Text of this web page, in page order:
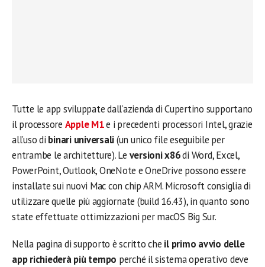
Tutte le app sviluppate dall’azienda di Cupertino supportano
il processore Apple M1e i precedenti processori Intel, grazie
all’uso di binari universali(un unico file eseguibile per
entrambe le architetture). Le versioni x86di Word, Excel,
PowerPoint, Outlook, OneNote e OneDrive possono essere
installate sui nuovi Mac con chip ARM. Microsoft consiglia di
utilizzare quelle più aggiornate (build 16.43), in quanto sono
state effettuate ottimizzazioni per macOS Big Sur.
Nella pagina di supporto è scritto che il primo avvio delle
app richiederà più tempo perché il sistema operativo deve